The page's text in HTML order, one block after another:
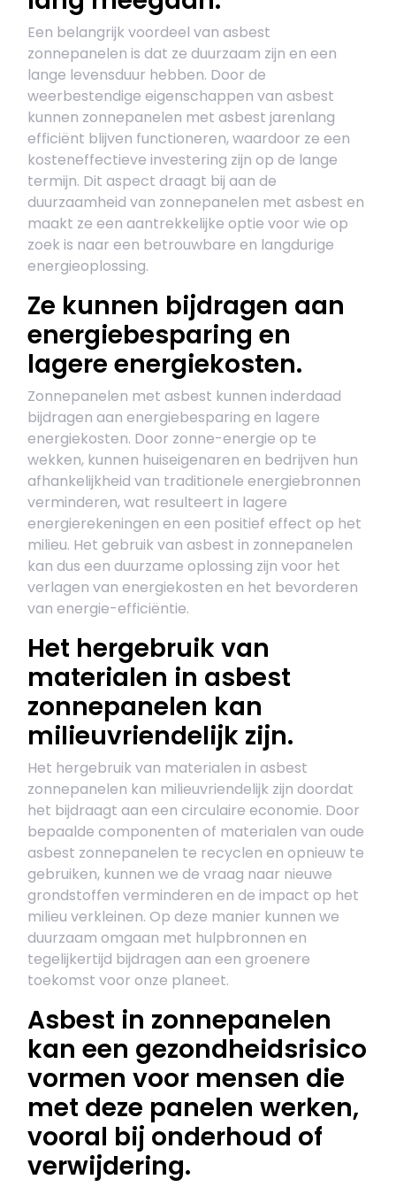
Een belangrijk voordeel van asbest
zonnepanelen is dat ze duurzaam zijn en een
lange levensduur hebben. Door de
weerbestendige eigenschappen van asbest
kunnen zonnepanelen met asbest jarenlang
efficiënt blijven functioneren, waardoor ze een
kosteneffectieve investering zijn op de lange
termijn. Dit aspect draagt bij aan de
duurzaamheid van zonnepanelen met asbest en
maakt ze een aantrekkelijke optie voor wie op
zoek is naar een betrouwbare en langdurige
energieoplossing.
Ze kunnen bijdragen aan
energiebesparing en
lagere energiekosten.
Zonnepanelen met asbest kunnen inderdaad
bijdragen aan energiebesparing en lagere
energiekosten. Door zonne-energie op te
wekken, kunnen huiseigenaren en bedrijven hun
afhankelijkheid van traditionele energiebronnen
verminderen, wat resulteert in lagere
energierekeningen en een positief effect op het
milieu. Het gebruik van asbest in zonnepanelen
kan dus een duurzame oplossing zijn voor het
verlagen van energiekosten en het bevorderen
van energie-efficiëntie.
Het hergebruik van
materialen in asbest
zonnepanelen kan
milieuvriendelijk zijn.
Het hergebruik van materialen in asbest
zonnepanelen kan milieuvriendelijk zijn doordat
het bijdraagt aan een circulaire economie. Door
bepaalde componenten of materialen van oude
asbest zonnepanelen te recyclen en opnieuw te
gebruiken, kunnen we de vraag naar nieuwe
grondstoffen verminderen en de impact op het
milieu verkleinen. Op deze manier kunnen we
duurzaam omgaan met hulpbronnen en
tegelijkertijd bijdragen aan een groenere
toekomst voor onze planeet.
Asbest in zonnepanelen
kan een gezondheidsrisico
vormen voor mensen die
met deze panelen werken,
vooral bij onderhoud of
verwijdering.